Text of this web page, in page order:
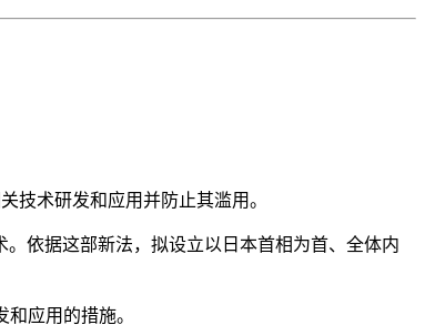
术研发和应用并防止其滥用。
依据这部新法，拟设立以日本首相为首、全体内
应用的措施。